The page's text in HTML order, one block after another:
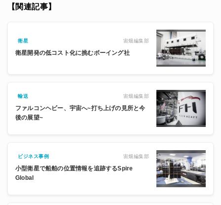
【関連記事】
衛星 宙畑編集部
衛星開発の低コスト化に挑むボーイング社
輸送 宙畑編集部
ファルコンヘビー、宇宙へ~打ち上げの見所と今
後の展望~
ビジネス事例 宙畑編集部
小型衛星で船舶の位置情報を追跡するSpire
Global